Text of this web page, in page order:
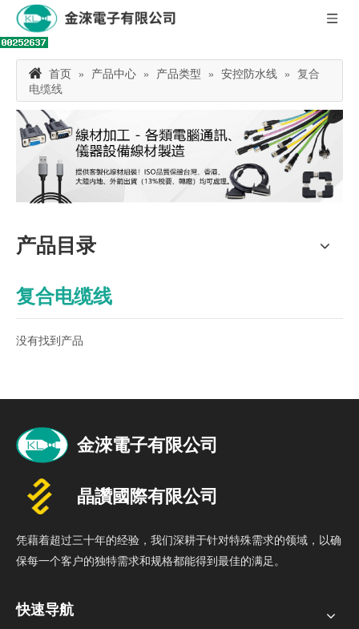
首页 » 产品中心 » 产品类型 » 安控防水线 »
复合
电缆线
产品目录
复合电缆线
没有找到产品
凭藉着超过三十年的经验，我们深耕于针对特殊需求的领域，以确
保每一个客户的独特需求和规格都能得到最佳的满足。
快速导航